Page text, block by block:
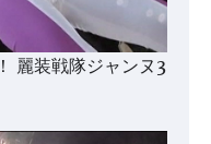
麗装戦隊ジャンヌ3